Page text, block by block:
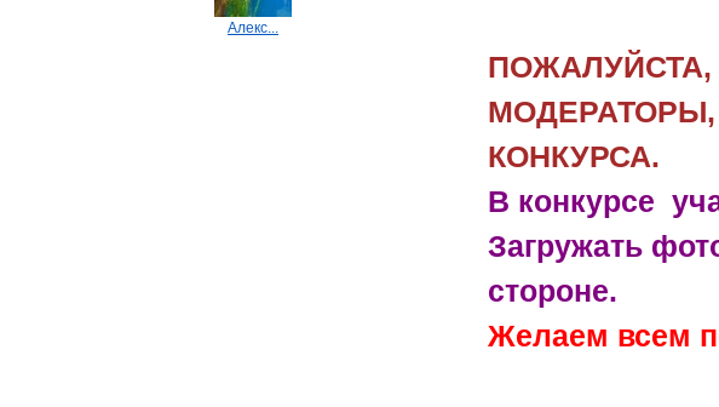
Алекс...
ПОЖАЛУЙСТА,
КОНКУРСА.
В конкурсе
Загружать
стороне.
Желаем всем